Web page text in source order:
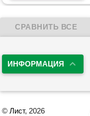
ИНФОРМАЦИЯ
© Лист, 2026